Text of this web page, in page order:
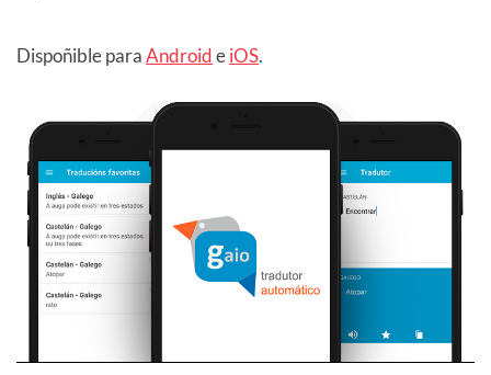
Dispoñible paraAndroideiOS.